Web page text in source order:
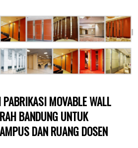
MOVABLE WALL
BANDUNG UNTUK
DAN RUANG DOSEN